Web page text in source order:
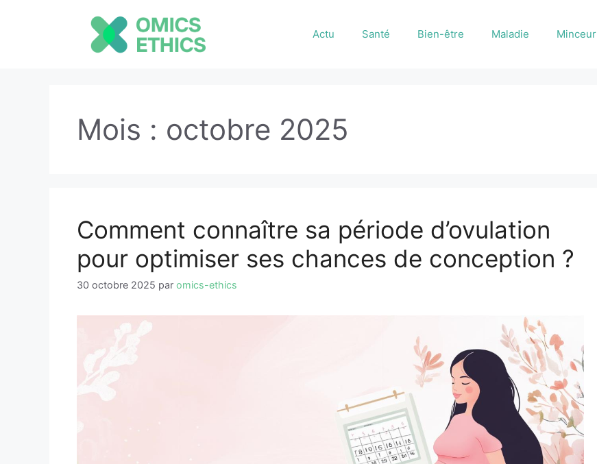
Actu Santé Bien-être Maladie Minceur
Mois : octobre 2025
Comment connaître sa période d’ovulation
pour optimiser ses chances de conception ?
30 octobre 2025 par omics-ethics